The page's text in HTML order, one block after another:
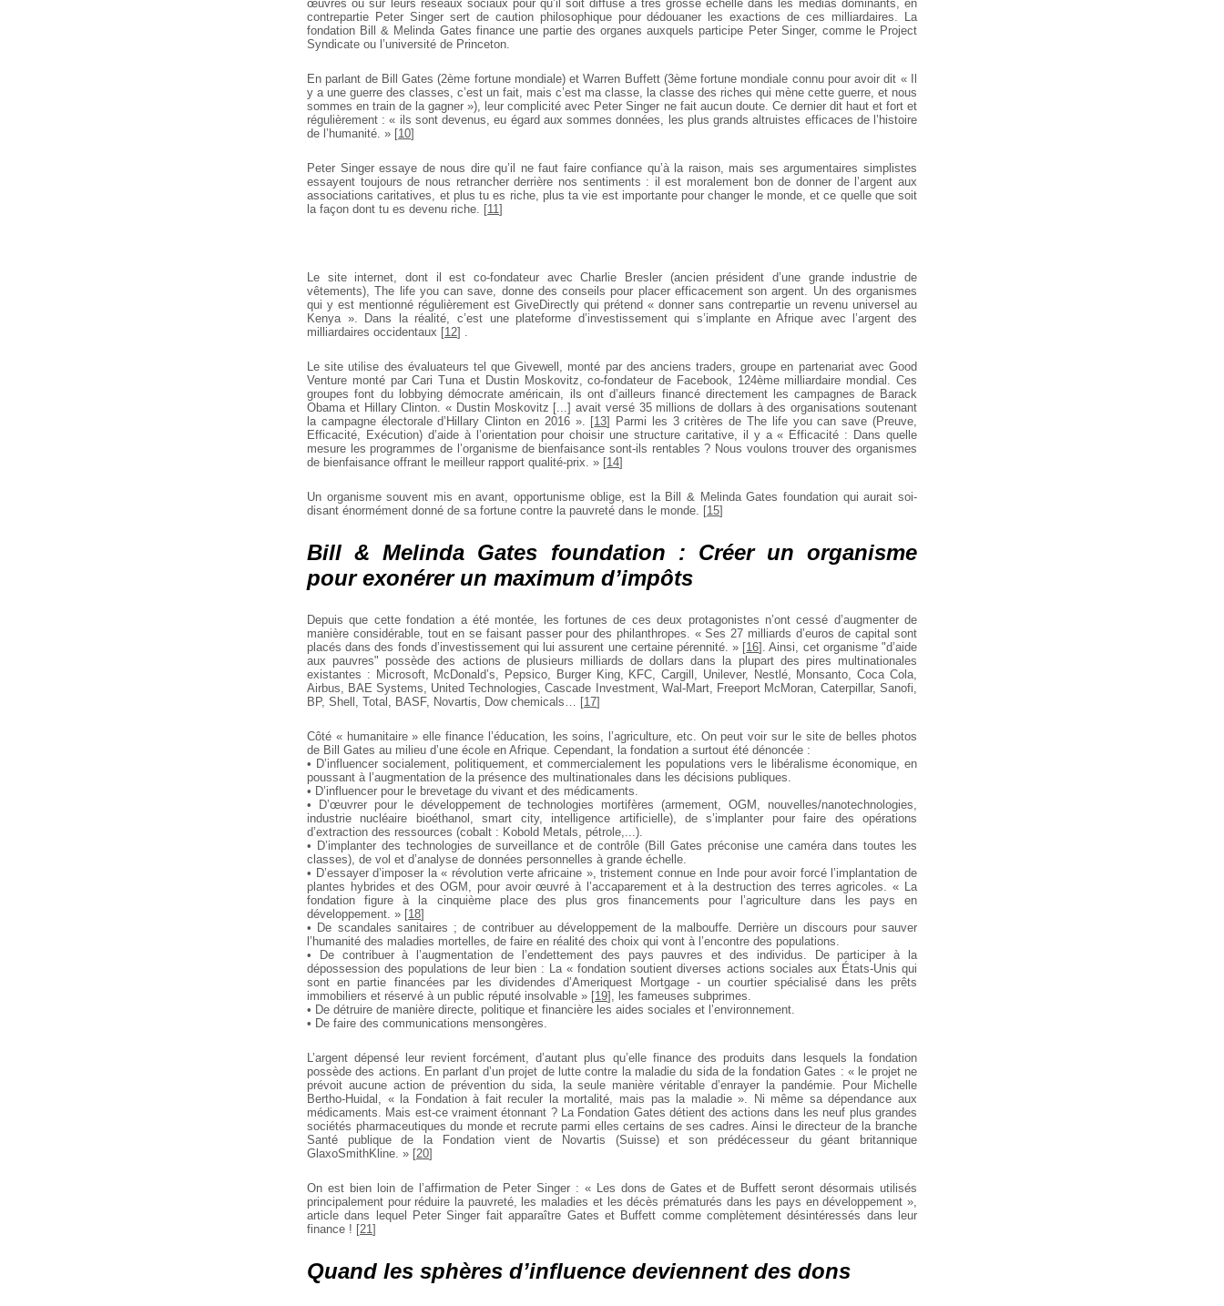
œuvres ou sur leurs réseaux sociaux pour qu’il soit diffusé à très grosse échelle dans les médias dominants, en
contrepartie Peter Singer sert de caution philosophique pour dédouaner les exactions de ces milliardaires. La
fondation Bill & Melinda Gates finance une partie des organes auxquels participe Peter Singer, comme le Project
Syndicate ou l’université de Princeton.
En parlant de Bill Gates (2ème fortune mondiale) et Warren Buffett (3ème fortune mondiale connu pour avoir dit « Il
y a une guerre des classes, c’est un fait, mais c’est ma classe, la classe des riches qui mène cette guerre, et nous
sommes en train de la gagner »), leur complicité avec Peter Singer ne fait aucun doute. Ce dernier dit haut et fort et
régulièrement : « ils sont devenus, eu égard aux sommes données, les plus grands altruistes efficaces de l’histoire
de l’humanité. » [10]
Peter Singer essaye de nous dire qu’il ne faut faire confiance qu’à la raison, mais ses argumentaires simplistes
essayent toujours de nous retrancher derrière nos sentiments : il est moralement bon de donner de l’argent aux
associations caritatives, et plus tu es riche, plus ta vie est importante pour changer le monde, et ce quelle que soit
la façon dont tu es devenu riche. [11]
Le site internet, dont il est co-fondateur avec Charlie Bresler (ancien président d’une grande industrie de
vêtements), The life you can save, donne des conseils pour placer efficacement son argent. Un des organismes
qui y est mentionné régulièrement est GiveDirectly qui prétend « donner sans contrepartie un revenu universel au
Kenya ». Dans la réalité, c’est une plateforme d’investissement qui s’implante en Afrique avec l’argent des
milliardaires occidentaux [12]
Le site utilise des évaluateurs tel que Givewell, monté par des anciens traders, groupe en partenariat avec Good
Venture monté par Cari Tuna et Dustin Moskovitz, co-fondateur de Facebook, 124ème milliardaire mondial. Ces
groupes font du lobbying démocrate américain, ils ont d’ailleurs financé directement les campagnes de Barack
Obama et Hillary Clinton. « Dustin Moskovitz [...] avait versé 35 millions de dollars à des organisations soutenant
la campagne électorale d’Hillary Clinton en 2016 ».
[13] Parmi les 3 critères de The life you can save (Preuve,
Efficacité, Exécution) d’aide à l’orientation pour choisir une structure caritative, il y a « Efficacité : Dans quelle
mesure les programmes de l’organisme de bienfaisance sont-ils rentables ? Nous voulons trouver des organismes
de bienfaisance offrant le meilleur rapport qualité-prix. » [14]
Un organisme souvent mis en avant, opportunisme oblige, est la Bill & Melinda Gates foundation qui aurait soi-
disant énormément donné de sa fortune contre la pauvreté dans le monde. [15]
Bill & Melinda Gates foundation : Créer un organisme
pour exonérer un maximum d’impôts
Depuis que cette fondation a été montée, les fortunes de ces deux protagonistes n’ont cessé d’augmenter de
manière considérable, tout en se faisant passer pour des philanthropes. « Ses 27 milliards d’euros de capital sont
placés dans des fonds d’investissement qui lui assurent une certaine pérennité. » [16] . Ainsi, cet organisme "d’aide
aux pauvres" possède des actions de plusieurs milliards de dollars dans la plupart des pires multinationales
existantes : Microsoft, McDonald’s, Pepsico, Burger King, KFC, Cargill, Unilever, Nestlé, Monsanto, Coca Cola,
Airbus, BAE Systems, United Technologies, Cascade Investment, Wal-Mart, Freeport McMoran, Caterpillar, Sanofi,
BP, Shell, Total, BASF, Novartis, Dow chemicals… [17]
Côté « humanitaire » elle finance l’éducation, les soins, l’agriculture, etc. On peut voir sur le site de belles photos
de Bill Gates au milieu d’une école en Afrique. Cependant, la fondation a surtout été dénoncée :
• D’influencer socialement, politiquement, et commercialement les populations vers le libéralisme économique, en
poussant à l’augmentation de la présence des multinationales dans les décisions publiques.
• D’influencer pour le brevetage du vivant et des médicaments.
• D’œuvrer pour le développement de technologies mortifères (armement, OGM, nouvelles/nanotechnologies,
industrie nucléaire bioéthanol, smart city, intelligence artificielle), de s’implanter pour faire des opérations
d’extraction des ressources (cobalt : Kobold Metals, pétrole,...).
• D’implanter des technologies de surveillance et de contrôle (Bill Gates préconise une caméra dans toutes les
classes), de vol et d’analyse de données personnelles à grande échelle.
• D’essayer d’imposer la « révolution verte africaine », tristement connue en Inde pour avoir forcé l’implantation de
plantes hybrides et des OGM, pour avoir œuvré à l’accaparement et à la destruction des terres agricoles. « La
fondation figure à la cinquième place des plus gros financements pour l’agriculture dans les pays en
développement. » [18]
• De scandales sanitaires ; de contribuer au développement de la malbouffe. Derrière un discours pour sauver
l’humanité des maladies mortelles, de faire en réalité des choix qui vont à l’encontre des populations.
• De contribuer à l’augmentation de l’endettement des pays pauvres et des individus. De participer à la
dépossession des populations de leur bien : La « fondation soutient diverses actions sociales aux États-Unis qui
sont en partie financées par les dividendes d’Ameriquest Mortgage - un courtier spécialisé dans les prêts
immobiliers et réservé à un public réputé insolvable » [19] , les fameuses subprimes.
• De détruire de manière directe, politique et financière les aides sociales et l’environnement.
• De faire des communications mensongères.
L’argent dépensé leur revient forcément, d’autant plus qu’elle finance des produits dans lesquels la fondation
possède des actions. En parlant d’un projet de lutte contre la maladie du sida de la fondation Gates : « le projet ne
prévoit aucune action de prévention du sida, la seule manière véritable d’enrayer la pandémie. Pour Michelle
Bertho-Huidal, « la Fondation à fait reculer la mortalité, mais pas la maladie ». Ni même sa dépendance aux
médicaments. Mais est-ce vraiment étonnant ? La Fondation Gates détient des actions dans les neuf plus grandes
sociétés pharmaceutiques du monde et recrute parmi elles certains de ses cadres. Ainsi le directeur de la branche
Santé publique de la Fondation vient de Novartis (Suisse) et son prédécesseur du géant britannique
GlaxoSmithKline. » [20]
On est bien loin de l’affirmation de Peter Singer : « Les dons de Gates et de Buffett seront désormais utilisés
principalement pour réduire la pauvreté, les maladies et les décès prématurés dans les pays en développement »,
article dans lequel Peter Singer fait apparaître Gates et Buffett comme complètement désintéressés dans leur
finance ! [21]
Quand les sphères d’influence deviennent des dons